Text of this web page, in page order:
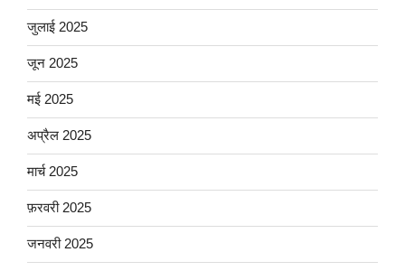
जुलाई 2025
जून 2025
मई 2025
अप्रैल 2025
मार्च 2025
फ़रवरी 2025
जनवरी 2025